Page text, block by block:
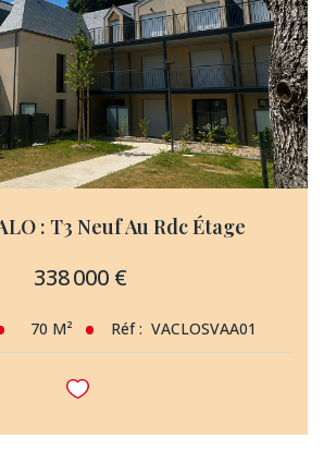
: T3 Neuf Au Rdc Étage
338 000 €
70 M² Réf : VACLOSVAA01